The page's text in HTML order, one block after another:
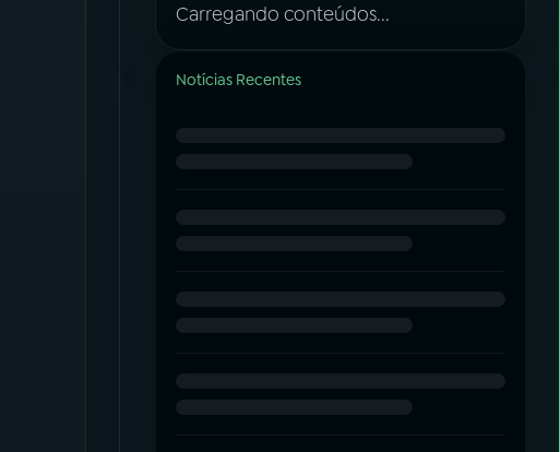
Carregando conteúdos...
Notícias Recentes